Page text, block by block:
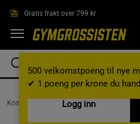
Gratis frakt over 799 kr
500 velkomstpoeng til nye
✔ 1 poeng per krone du
Logg inn
Kosttilskudd / Vitaminer og mineraler /